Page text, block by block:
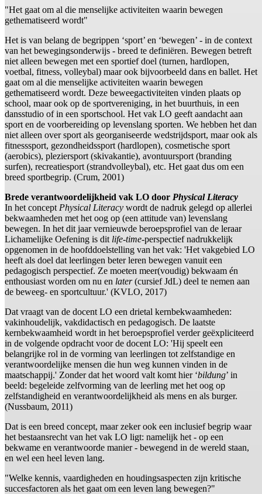
"Het gaat om al die menselijke activiteiten waarin bewegen
gethematiseerd wordt"
Het is van belang de begrippen ‘sport’ en ‘bewegen’ - in de context
van het bewegingsonderwijs - breed te definiëren. Bewegen betreft
niet alleen bewegen met een sportief doel (turnen, hardlopen,
voetbal, fitness, volleybal) maar ook bijvoorbeeld dans en ballet. Het
gaat om al die menselijke activiteiten waarin bewegen
gethematiseerd wordt. Deze beweegactiviteiten vinden plaats op
school, maar ook op de sportvereniging, in het buurthuis, in een
dansstudio of in een sportschool. Het vak LO geeft aandacht aan
sport en de voorbereiding op levenslang sporten. We hebben het dan
niet alleen over sport als georganiseerde wedstrijdsport, maar ook als
fitnesssport, gezondheidssport (hardlopen), cosmetische sport
(aerobics), pleziersport (skivakantie), avontuursport (branding
surfen), recreatiesport (strandvolleybal), etc. Het gaat dus om een
breed sportbegrip. (Crum, 2001)
Brede verantwoordelijkheid vak LO door Physical Literacy
In het conceptPhysical Literacy wordt de nadruk gelegd op allerlei
bekwaamheden met het oog op (een attitude van) levenslang
bewegen. In het dit jaar vernieuwde beroepsprofiel van de leraar
Lichamelijke Oefening is dit life-time-perspectief nadrukkelijk
opgenomen in de hoofddoelstelling van het vak: 'Het vakgebied LO
heeft als doel dat leerlingen beter leren bewegen vanuit een
pedagogisch perspectief. Ze moeten meer(voudig) bekwaam én
enthousiast worden om nu en later(cursief JdL) deel te nemen aan
de beweeg- en sportcultuur.' (KVLO, 2017)
Dat vraagt van de docent LO een drietal kernbekwaamheden:
vakinhoudelijk, vakdidactisch en pedagogisch. De laatste
kernbekwaamheid wordt in het beroepsprofiel verder geëxpliciteerd
in de volgende opdracht voor de docent LO: 'Hij speelt een
belangrijke rol in de vorming van leerlingen tot zelfstandige en
verantwoordelijke mensen die hun weg kunnen vinden in de
maatschappij.' Zonder dat het woord valt komt hier ‘bildung’ in
beeld: begeleide zelfvorming van de leerling met het oog op
zelfstandigheid en verantwoordelijkheid als mens en als burger.
(Nussbaum, 2011)
Dat is een breed concept, maar zeker ook een inclusief begrip waar
het bestaansrecht van het vak LO ligt: namelijk het - op een
bekwame en verantwoorde manier - bewegend in de wereld staan,
en wel een heel leven lang.
"Welke kennis, vaardigheden en houdingsaspecten zijn kritische
succesfactoren als het gaat om een leven lang bewegen?"